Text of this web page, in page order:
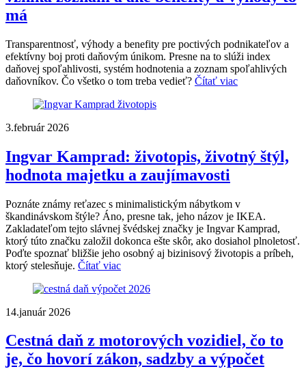
má
Transparentnosť, výhody a benefity pre poctivých podnikateľov a
efektívny boj proti daňovým únikom. Presne na to slúži index
daňovej spoľahlivosti, systém hodnotenia a zoznam spoľahlivých
daňovníkov. Čo všetko o tom treba vedieť? Čítať viac
3.február 2026
Ingvar Kamprad: životopis, životný štýl,
hodnota majetku a zaujímavosti
Poznáte známy reťazec s minimalistickým nábytkom v
škandinávskom štýle? Áno, presne tak, jeho názov je IKEA.
Zakladateľom tejto slávnej švédskej značky je Ingvar Kamprad,
ktorý túto značku založil dokonca ešte skôr, ako dosiahol plnoletosť.
Poďte spoznať bližšie jeho osobný aj bizinisový životopis a príbeh,
ktorý stelesňuje. Čítať viac
14.január 2026
Cestná daň z motorových vozidiel, čo to
je, čo hovorí zákon, sadzby a výpočet